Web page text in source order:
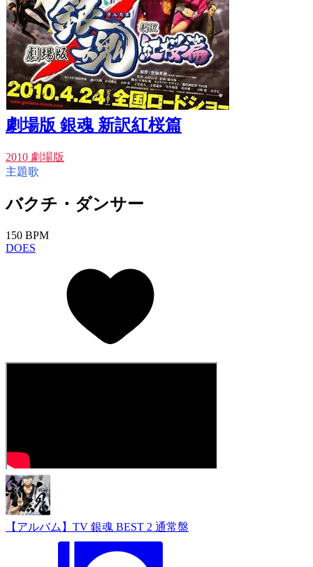
劇場版 銀魂 新訳紅桜篇
2010 劇場版
主題歌
バクチ・ダンサー
150 BPM
DOES
【アルバム】TV 銀魂 BEST 2 通常盤